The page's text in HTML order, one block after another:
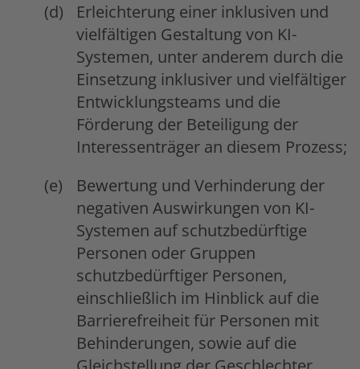
Erleichterung einer inklusiven und
vielfältigen Gestaltung von KI-
Systemen, unter anderem durch die
Einsetzung inklusiver und vielfältiger
Entwicklungsteams und die
Förderung der Beteiligung der
Interessenträger an diesem Prozess;
Bewertung und Verhinderung der
negativen Auswirkungen von KI-
Systemen auf schutzbedürftige
Personen oder Gruppen
schutzbedürftiger Personen,
einschließlich im Hinblick auf die
Barrierefreiheit für Personen mit
Behinderungen, sowie auf die